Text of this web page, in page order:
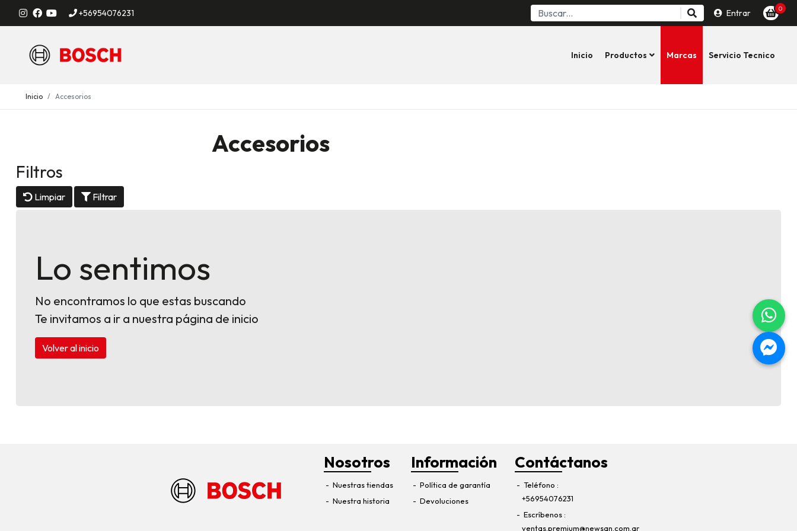
+56954076231 Entrar 0
Inicio Productos Marcas Servicio Tecnico
Inicio Accesorios
Accesorios
Filtros
Limpiar Filtrar
Lo sentimos
No encontramos lo que estas buscando
Te invitamos a ir a nuestra página de inicio
Volver al inicio
Nosotros
Nuestras tiendas
Nuestra historia
Información
Política de garantía
Devoluciones
Contáctanos
Teléfono
+56954076231
Escríbenos
ventas.premium@newsan.com.ar